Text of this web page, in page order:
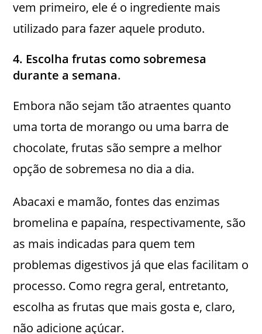
vem primeiro, ele é o ingrediente mais
utilizado para fazer aquele produto.
4. Escolha frutas como sobremesa
durante a semana.
Embora não sejam tão atraentes quanto
uma torta de morango ou uma barra de
chocolate, frutas são sempre a melhor
opção de sobremesa no dia a dia.
Abacaxi e mamão, fontes das enzimas
bromelina e papaína, respectivamente, são
as mais indicadas para quem tem
problemas digestivos já que elas facilitam o
processo. Como regra geral, entretanto,
escolha as frutas que mais gosta e, claro,
não adicione açúcar.